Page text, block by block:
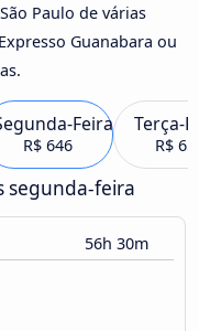
Paulo de várias
Guanabara ou
Feira
R$ 646
Terça-
R$
segunda-feira
56h 30m